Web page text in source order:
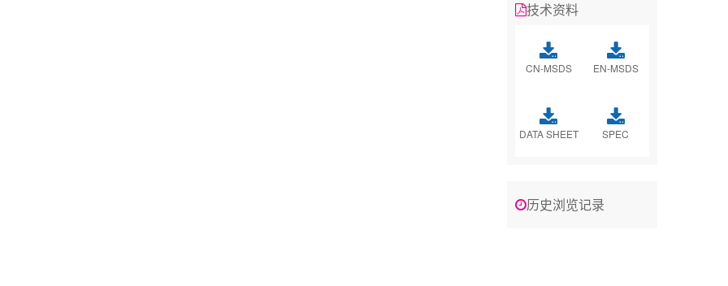
技术资料
CN-MSDS EN-MSDS
DATA SHEET SPEC
历史浏览记录